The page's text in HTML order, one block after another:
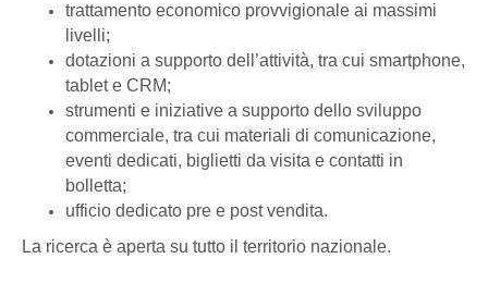
trattamento economico provvigionale ai massimi
livelli;
dotazioni a supporto dell’attività, tra cui smartphone,
tablet e CRM;
strumenti e iniziative a supporto dello sviluppo
commerciale, tra cui materiali di comunicazione,
eventi dedicati, biglietti da visita e contatti in
bolletta;
ufficio dedicato pre e post vendita.
La ricerca è aperta su tutto il territorio nazionale.